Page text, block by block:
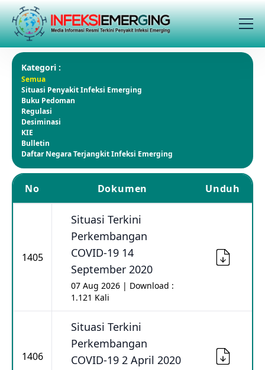
Kategori :
Semua
Situasi Penyakit Infeksi Emerging
Buku Pedoman
Regulasi
Desiminasi
KIE
Bulletin
Daftar Negara Terjangkit Infeksi Emerging
No Dokumen Unduh
1405
Situasi Terkini
Perkembangan
COVID-19 14
September 2020
07 Aug 2026 | Download :
1.121 Kali
1406
Situasi Terkini
Perkembangan
COVID-19 2 April 2020